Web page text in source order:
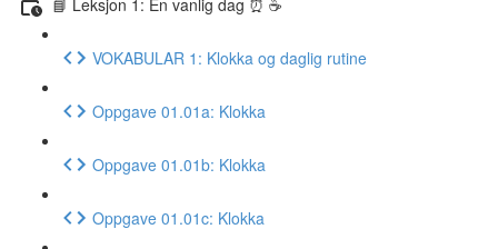
VOKABULAR 1: Klokka og daglig rutine
Oppgave 01.01a: Klokka
Oppgave 01.01b: Klokka
Oppgave 01.01c: Klokka